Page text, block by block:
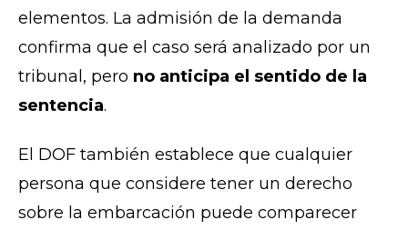
elementos. La admisión de la demanda
confirma que el caso será analizado por un
tribunal, pero no anticipa el sentido de la
sentencia.
El DOF también establece que cualquier
persona que considere tener un derecho
sobre la embarcación puede comparecer